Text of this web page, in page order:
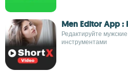
Men Editor App :
Редактируйте
инструментами